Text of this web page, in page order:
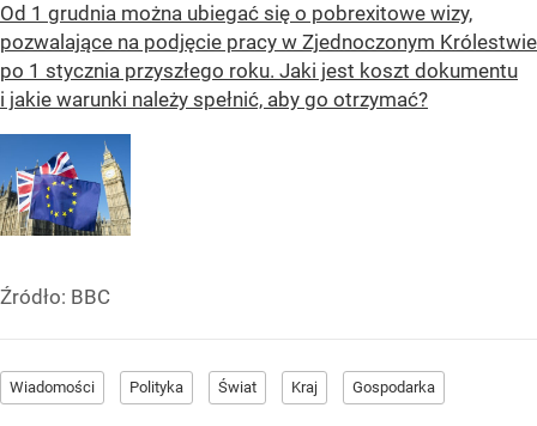
Od 1 grudnia można ubiegać się o pobrexitowe wizy,
pozwalające na podjęcie pracy w Zjednoczonym Królestwie
po 1 stycznia przyszłego roku. Jaki jest koszt dokumentu
i jakie warunki należy spełnić, aby go otrzymać?
Źródło: BBC
Wiadomości Polityka Świat Kraj Gospodarka